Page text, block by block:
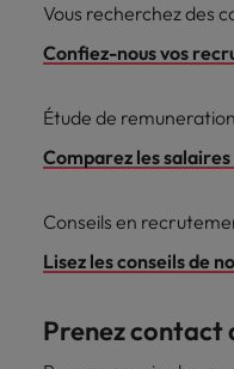
Vous recherchez des
Confiez-nous vos
Étude de remuneration
Comparez les salaires
Conseils en
Lisez les conseils de
Prenez contact